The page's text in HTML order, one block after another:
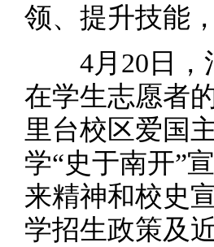
领、提升技能
4月20日，
在学生志愿者
里台校区爱国
学“史于南开”
来精神和校史
学招生政策及